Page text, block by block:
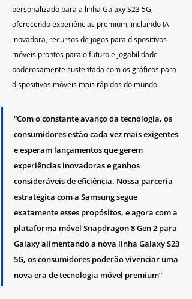
personalizado para a linha Galaxy S23 5G,
oferecendo experiências premium, incluindo IA
inovadora, recursos de jogos para dispositivos
móveis prontos para o futuro e jogabilidade
poderosamente sustentada com os gráficos para
dispositivos móveis mais rápidos do mundo.
“Com o constante avanço da tecnologia, os
consumidores estão cada vez mais exigentes
e esperam lançamentos que gerem
experiências inovadoras e ganhos
consideráveis ​​de eficiência. Nossa parceria
estratégica com a Samsung segue
exatamente esses propósitos, e agora com a
plataforma móvel Snapdragon 8 Gen 2 para
Galaxy alimentando a nova linha Galaxy S23
5G, os consumidores poderão vivenciar uma
nova era de tecnologia móvel premium”